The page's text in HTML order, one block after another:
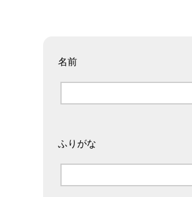
名前
ふりがな